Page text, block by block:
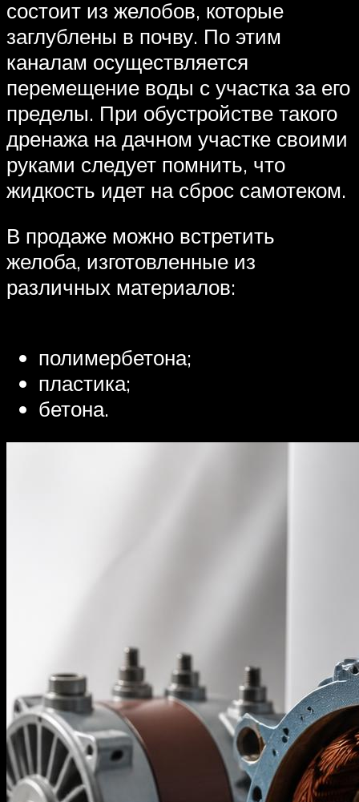
состоит из желобов, которые
заглублены в почву. По этим
каналам осуществляется
перемещение воды с участка за его
пределы. При обустройстве такого
дренажа на дачном участке своими
руками следует помнить, что
жидкость идет на сброс самотеком.
В продаже можно встретить
желоба, изготовленные из
различных материалов:
полимербетона;
пластика;
бетона.